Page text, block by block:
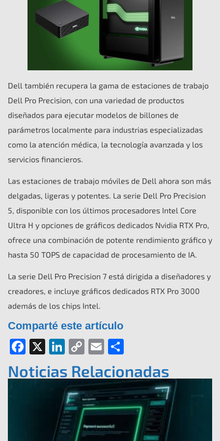
Dell también recupera la gama de estaciones de trabajo
Dell Pro Precision, con una variedad de productos
diseñados para ejecutar modelos de billones de
parámetros localmente para industrias especializadas
como la atención médica, la tecnología avanzada y los
servicios financieros.
Las estaciones de trabajo móviles de Dell ahora son más
delgadas, ligeras y potentes. La serie Dell Pro Precision
5, disponible con los últimos procesadores Intel Core
Ultra H y opciones de gráficos dedicados Nvidia RTX Pro,
ofrece una combinación de potente rendimiento gráfico y
hasta 50 TOPS de capacidad de procesamiento de IA.
La serie Dell Pro Precision 7 está dirigida a diseñadores y
creadores, e incluye gráficos dedicados RTX Pro 3000
además de los chips Intel.
Comparté este artículo
Facebook
X LinkedIn
Copy
Link
Email
Noticias Relacionadas